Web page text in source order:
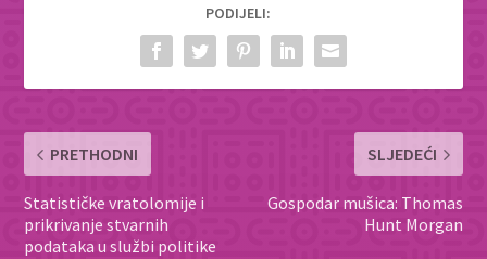
PODIJELI:
PRETHODNI
Statističke vratolomije i
prikrivanje stvarnih
podataka u službi politike
SLJEDEĆI
Gospodar mušica: Thomas
Hunt Morgan